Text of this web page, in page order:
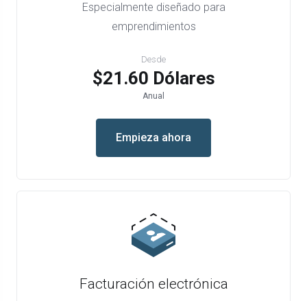
Especialmente diseñado para
emprendimientos
Desde
$21.60 Dólares
Anual
Empieza ahora
Facturación electrónica